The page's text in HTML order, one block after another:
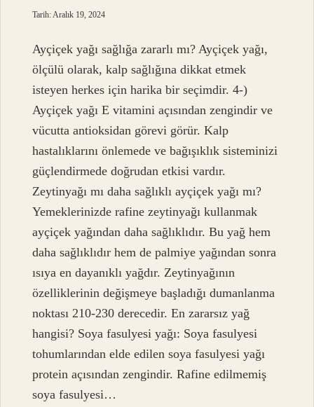
Tarih: Aralık 19, 2024
Ayçiçek yağı sağlığa zararlı mı? Ayçiçek yağı,
ölçülü olarak, kalp sağlığına dikkat etmek
isteyen herkes için harika bir seçimdir. 4-)
Ayçiçek yağı E vitamini açısından zengindir ve
vücutta antioksidan görevi görür. Kalp
hastalıklarını önlemede ve bağışıklık sisteminizi
güçlendirmede doğrudan etkisi vardır.
Zeytinyağı mı daha sağlıklı ayçiçek yağı mı?
Yemeklerinizde rafine zeytinyağı kullanmak
ayçiçek yağından daha sağlıklıdır. Bu yağ hem
daha sağlıklıdır hem de palmiye yağından sonra
ısıya en dayanıklı yağdır. Zeytinyağının
özelliklerinin değişmeye başladığı dumanlanma
noktası 210-230 derecedir. En zararsız yağ
hangisi? Soya fasulyesi yağı: Soya fasulyesi
tohumlarından elde edilen soya fasulyesi yağı
protein açısından zengindir. Rafine edilmemiş
soya fasulyesi…